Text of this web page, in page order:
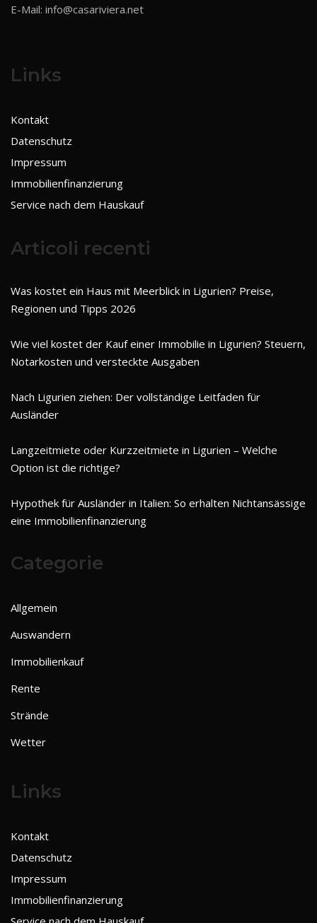
E-Mail: info@casariviera.net
Links
Kontakt
Datenschutz
Impressum
Immobilienfinanzierung
Service nach dem Hauskauf
Articoli recenti
Was kostet ein Haus mit Meerblick in Ligurien? Preise,
Regionen und Tipps 2026
Wie viel kostet der Kauf einer Immobilie in Ligurien? Steuern,
Notarkosten und versteckte Ausgaben
Nach Ligurien ziehen: Der vollständige Leitfaden für
Ausländer
Langzeitmiete oder Kurzzeitmiete in Ligurien – Welche
Option ist die richtige?
Hypothek für Ausländer in Italien: So erhalten Nichtansässige
eine Immobilienfinanzierung
Categorie
Allgemein
Auswandern
Immobilienkauf
Rente
Strände
Wetter
Links
Kontakt
Datenschutz
Impressum
Immobilienfinanzierung